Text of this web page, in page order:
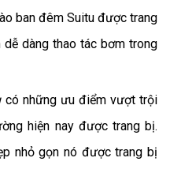
ban đêm Suitu được trang
dàng thao tác bơm trong
có những ưu điểm vượt trội
hiện nay được trang bị.
nhỏ gọn nó được trang bị